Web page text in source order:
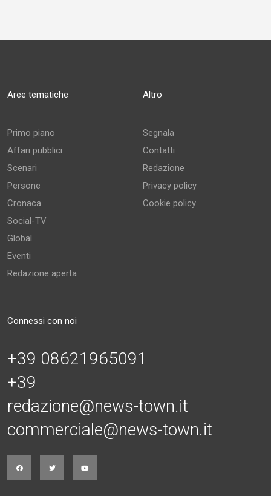
Aree tematiche
Primo piano
Affari pubblici
Scenari
Persone
Cronaca
Social-TV
Global
Eventi
Redazione aperta
Altro
Segnala
Contatti
Redazione
Privacy policy
Cookie policy
Connessi con noi
+39 08621965091
+39
redazione@news-town.it
commerciale@news-town.it